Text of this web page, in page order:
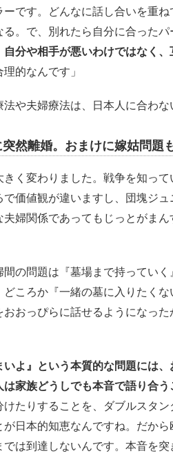
です。どんなに話し合いを重
。で、別れたら自分に合った
分や相手が悪いわけではなく
的なんです」
や夫婦療法は、日本人に合わな
然離婚。おまけに嫁姑問題
く変わりました。戦争を知って
価値観が違いますし、団塊ジュ
婦関係であってもじっとがま
の問題は『墓場まで持ってい
ころか『一緒の墓に入りたく
おっぴらに話せるようになっ
よ』という本質的な問題には
は家族どうしでも本音で語り合
たりすることを、ダブルスタ
日本的知恵なんですね。だか
は到達しないんです。本音を突